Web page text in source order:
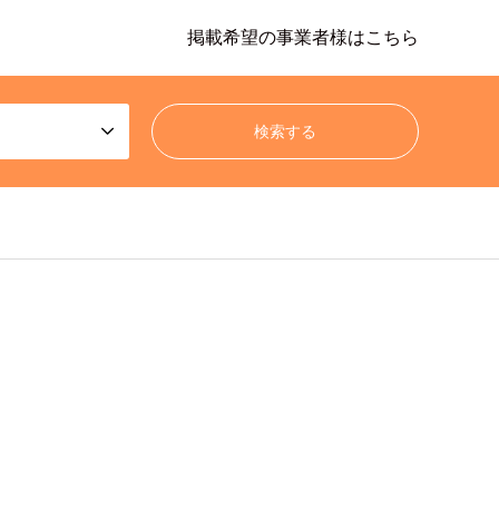
掲載希望の事業者様はこちら